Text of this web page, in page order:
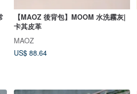
【MAOZ 後背包】MOOM 水洗霧灰|
卡其皮革
MAOZ
US$ 88.64